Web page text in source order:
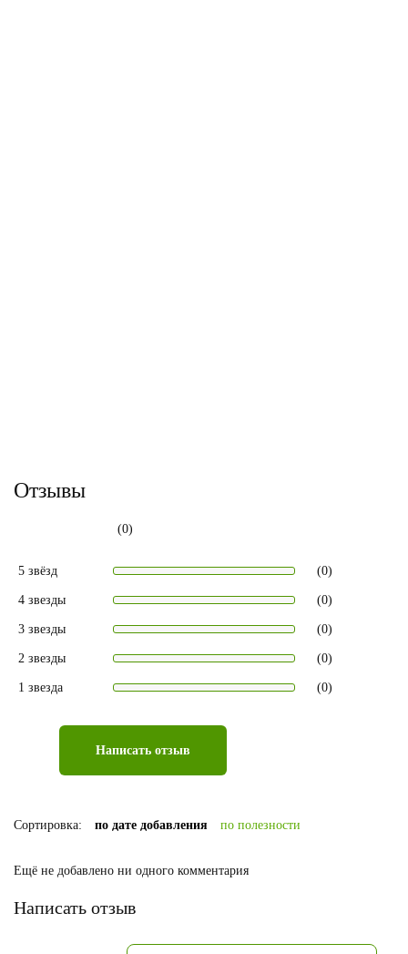
Отзывы
(0)
5 звёзд (0)
4 звезды (0)
3 звезды (0)
2 звезды (0)
1 звезда (0)
Написать отзыв
Сортировка: по дате добавления по полезности
Ещё не добавлено ни одного комментария
Написать отзыв